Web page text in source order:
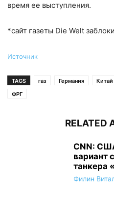
время ее выступления.
*сайт газеты Die Welt
Источник
TAGS газ Германия Китай
ФРГ
RELATED
CNN:
вариант
танкера
Филин